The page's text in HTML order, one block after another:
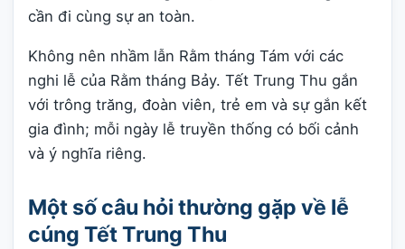
cần đi cùng sự an toàn.
Không nên nhầm lẫn Rằm tháng Tám với các
nghi lễ của Rằm tháng Bảy. Tết Trung Thu gắn
với trông trăng, đoàn viên, trẻ em và sự gắn kết
gia đình; mỗi ngày lễ truyền thống có bối cảnh
và ý nghĩa riêng.
Một số câu hỏi thường gặp về lễ
cúng Tết Trung Thu